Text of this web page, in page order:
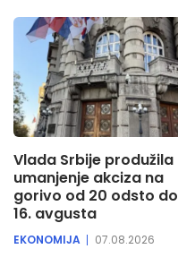
Vlada Srbije produžila
umanjenje akciza na
gorivo od 20 odsto do
16. avgusta
EKONOMIJA 07.08.2026